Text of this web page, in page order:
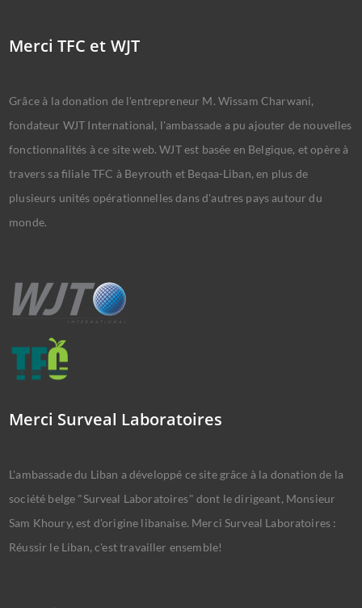
Merci TFC et WJT
Grâce à la donation de l'entrepreneur M. Wissam Charwani,
fondateur WJT International, l'ambassade a pu ajouter de nouvelles
fonctionnalités à ce site web. WJT est basée en Belgique, et opère à
travers sa filiale TFC à Beyrouth et Beqaa-Liban, en plus de
plusieurs unités opérationnelles dans d'autres pays autour du
monde.
Merci Surveal Laboratoires
L'ambassade du Liban a développé ce site grâce à la donation de la
société belge "Surveal Laboratoires" dont le dirigeant, Monsieur
Sam Khoury, est d'origine libanaise. Merci Surveal Laboratoires :
Réussir le Liban, c'est travailler ensemble!